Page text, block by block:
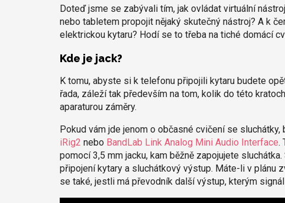
Doteď jsme se zabývali tím, jak ovládat virtuální
nebo tabletem propojit nějaký skutečný nástroj? A k
elektrickou kytaru? Hodí se to třeba na tiché domácí
Kde je jack?
K tomu, abyste si k telefonu připojili kytaru budete
řada, záleží tak především na tom, kolik do této
aparaturou záměry.
Pokud vám jde jenom o občasné cvičení se
iRig2 nebo BandLab Link Analog Mini Audio Interface.
pomocí 3,5 mm jacku, kam běžně zapojujete
připojení kytary a sluchátkový výstup. Máte-li v plánu
se také, jestli má převodník další výstup, kterým